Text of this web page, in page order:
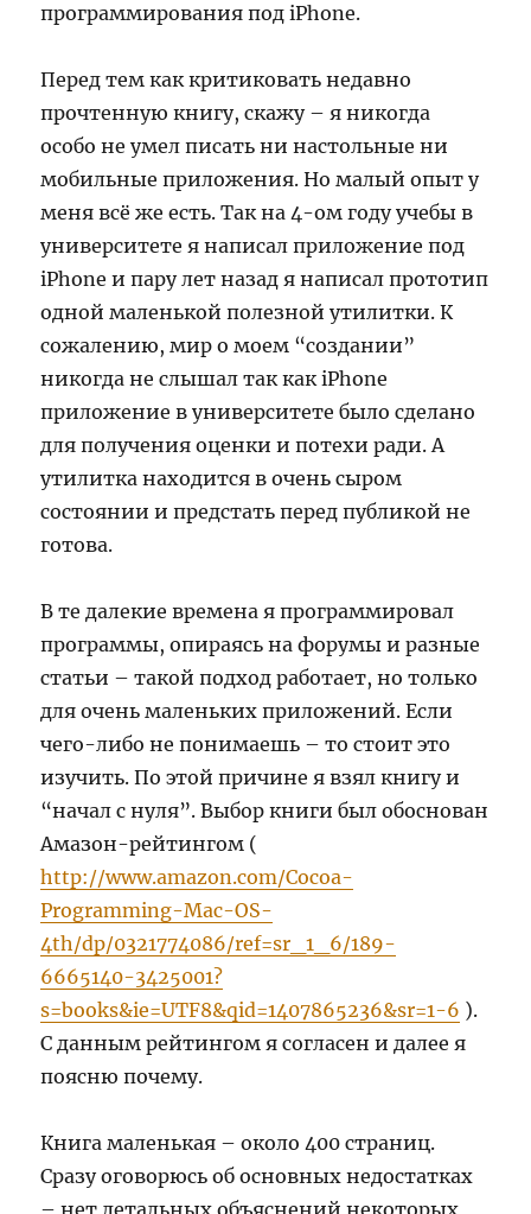
программирования под iPhone.
Перед тем как критиковать недавно
прочтенную книгу, скажу – я никогда
особо не умел писать ни настольные ни
мобильные приложения. Но малый опыт у
меня всё же есть. Так на 4-ом году учебы в
университете я написал приложение под
iPhone и пару лет назад я написал прототип
одной маленькой полезной утилитки. К
сожалению, мир о моем “создании”
никогда не слышал так как iPhone
приложение в университете было сделано
для получения оценки и потехи ради. А
утилитка находится в очень сыром
состоянии и предстать перед публикой не
готова.
В те далекие времена я программировал
программы, опираясь на форумы и разные
статьи – такой подход работает, но только
для очень маленьких приложений. Если
чего-либо не понимаешь – то стоит это
изучить. По этой причине я взял книгу и
“начал с нуля”. Выбор книги был обоснован
Амазон-рейтингом (
http://www.amazon.com/Cocoa-
Programming-Mac-OS-
4th/dp/0321774086/ref=sr_1_6/189-
6665140-3425001?
s=books&ie=UTF8&qid=1407865236&sr=1-6 ).
С данным рейтингом я согласен и далее я
поясню почему.
Книга маленькая – около 400 страниц.
Сразу оговорюсь об основных недостатках
– нет детальных объяснений некоторых